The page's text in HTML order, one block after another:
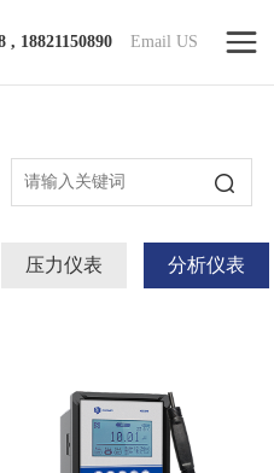
, 18821150890 Email US
压力仪表 分析仪表